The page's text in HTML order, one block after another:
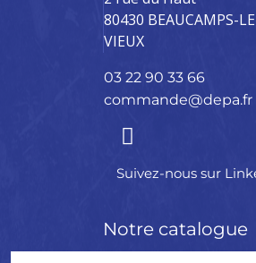
80430 BEAUCAMPS-
VIEUX
03 22 90 33
commande@depa.fr
Suivez-nous sur
Notre catalogue